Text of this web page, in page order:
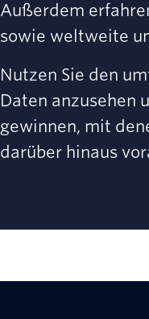
Außerdem
sowie weltweite
Nutzen Sie den
Daten anzusehen
gewinnen, mit
darüber hinaus